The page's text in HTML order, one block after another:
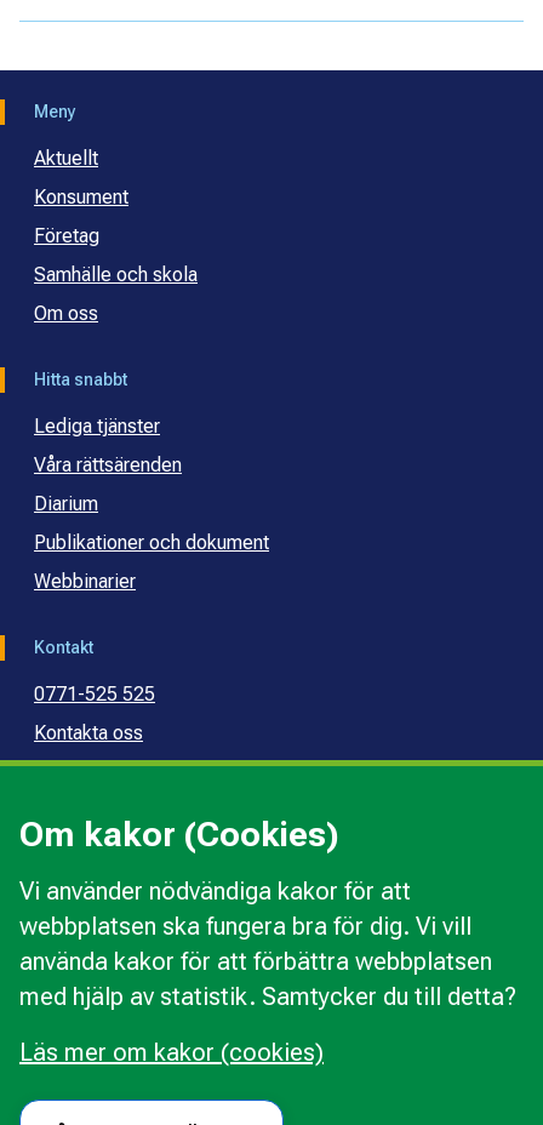
Om kakor (Cookies)
Vi använder nödvändiga kakor för att
webbplatsen ska fungera bra för dig. Vi vill
använda kakor för att förbättra webbplatsen
med hjälp av statistik. Samtycker du till detta?
Läs mer om kakor (cookies)
Meny
Aktuellt
Konsument
Företag
Samhälle och skola
Om oss
Hitta snabbt
Lediga tjänster
Våra rättsärenden
Diarium
Publikationer och dokument
Webbinarier
Kontakt
0771-525 525
Kontakta oss
Press
Kommunal budget- och skuldrådgivning
Om webbplatsen
Behandling av personuppgifter